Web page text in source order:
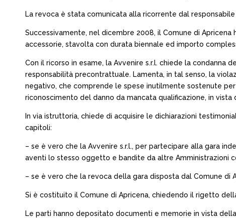
La revoca è stata comunicata alla ricorrente dal
Successivamente, nel dicembre 2008, il Comune di
accessorie, stavolta con durata biennale ed importo
Con il ricorso in esame, la Avvenire s.r.l. chiede la
responsabilità precontrattuale. Lamenta, in tal senso, la
negativo, che comprende le spese inutilmente sostenute
riconoscimento del danno da mancata qualificazione, in
In via istruttoria, chiede di acquisire le dichiarazioni
capitoli:
– se è vero che la Avvenire s.r.l., per partecipare alla gara
aventi lo stesso oggetto e bandite da altre Amministrazioni
– se è vero che la revoca della gara disposta dal Comune di
Si è costituito il Comune di Apricena, chiedendo il rigetto
Le parti hanno depositato documenti e memorie in vista